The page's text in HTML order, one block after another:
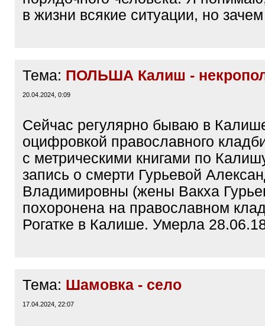
в жизни всякие ситуации, но
Тема: ПОЛЬША Калиш -
20.04.2024, 0:09
Сейчас регулярно бываю в
оцифровкой православного
с метрическими книгами по
запись о смерти Гурьевой
Владимировны (жены Вакха
похоронена на православном
Рогатке в Калише. Умерла
Тема: Шамовка - село
17.04.2024, 22:07